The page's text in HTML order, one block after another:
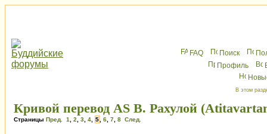
FAQ Поиск
Профиль
В этом
Кривой перевод AS В. Рахулой
Страницы Пред. 1 2 3 4 5 6 7 8 След.